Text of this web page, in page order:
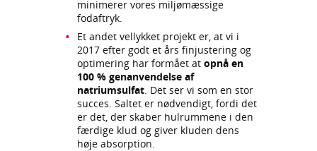
minimerer vores miljømæssige
fodaftryk.
Et andet vellykket projekt er, at vi i
2017 efter godt et års finjustering og
optimering har formået at opnå en
100 % genanvendelse af
natriumsulfat. Det ser vi som en stor
succes. Saltet er nødvendigt, fordi det
er det, der skaber hulrummene i den
færdige klud og giver kluden dens
høje absorption.